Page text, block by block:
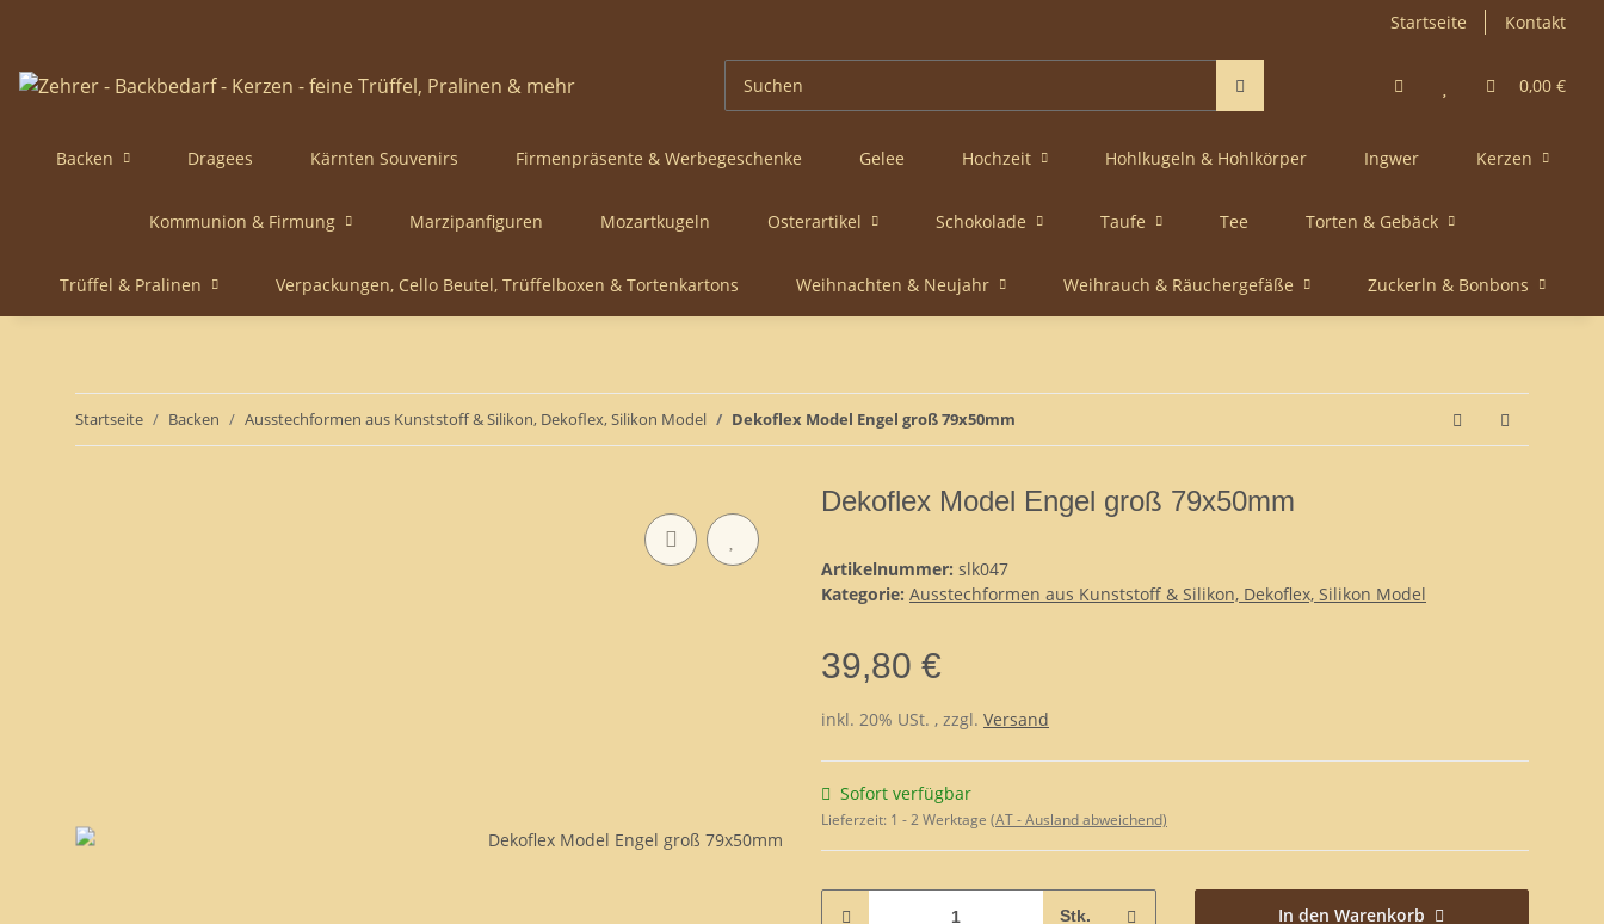
Startseite Kontakt
0,00 €
Backen Dragees Kärnten Souvenirs Firmenpräsente & Werbegeschenke Gelee Hochzeit Hohlkugeln & Hohlkörper Ingwer Kerzen
Kommunion & Firmung Marzipanfiguren Mozartkugeln Osterartikel Schokolade Taufe Tee Torten & Gebäck
Trüffel & Pralinen Verpackungen, Cello Beutel, Trüffelboxen & Tortenkartons Weihnachten & Neujahr Weihrauch & Räuchergefäße Zuckerln & Bonbons
Startseite Backen Ausstechformen aus Kunststoff & Silikon, Dekoflex, Silikon Model Dekoflex Model Engel groß 79x50mm
Dekoflex Model Engel groß 79x50mm
Artikelnummer: slk047
Kategorie: Ausstechformen aus Kunststoff & Silikon, Dekoflex, Silikon Model
39,80 €
inkl. 20% USt. , zzgl. Versand
Sofort verfügbar
Lieferzeit: 1 - 2 Werktage (AT - Ausland abweichend)
Stk. In den Warenkorb